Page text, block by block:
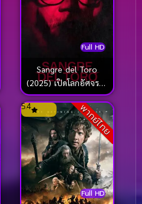
Full HD
Sangre del Toro
(2025) เปิดโลกอัศจรรย์
ของกีเยร์โม เดล โตโร
พากย์ไทย
Full HD
5.4